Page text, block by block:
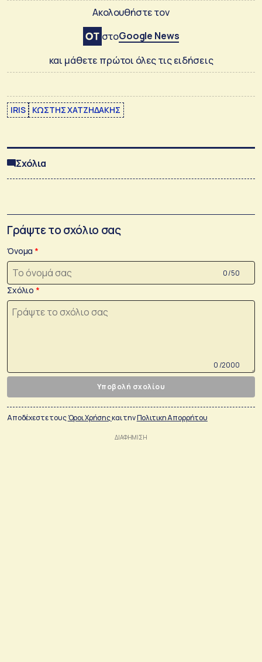
Ακολουθήστε τον
στοGoogle News
και μάθετε πρώτοι όλες τις ειδήσεις
IRIS ΚΩΣΤΗΣ ΧΑΤΖΗΔΑΚΗΣ
Σχόλια
Γράψτε το σχόλιο σας
Όνομα
0 /50
Σχόλιο
0 /2000
Υποβολή σχολίου
Αποδέχεστε τουςΌροι Χρήσηςκαι τηνΠολιτικη Απορρήτου